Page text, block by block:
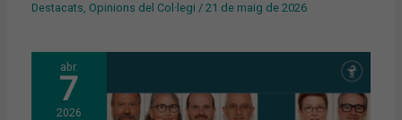
Destacats Opinions del Col·legi /21 de maig de 2026
abr.
7
2026